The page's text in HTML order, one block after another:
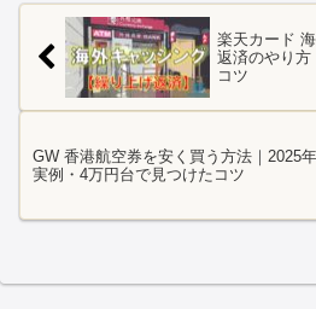
楽天カード
返済のやり方
コツ
GW 香港航空券を安く買う方法｜2025年
実例・4万円台で見つけたコツ